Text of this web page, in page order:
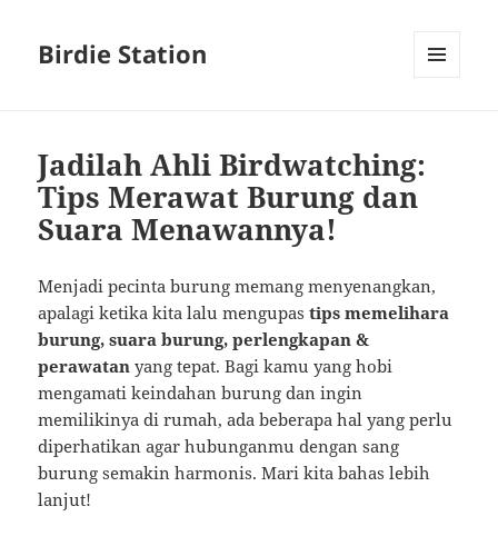
Birdie Station
Jadilah Ahli Birdwatching:
Tips Merawat Burung dan
Suara Menawannya!
Menjadi pecinta burung memang menyenangkan,
apalagi ketika kita lalu mengupastips memelihara
burung, suara burung, perlengkapan &
perawatan yang tepat. Bagi kamu yang hobi
mengamati keindahan burung dan ingin
memilikinya di rumah, ada beberapa hal yang perlu
diperhatikan agar hubunganmu dengan sang
burung semakin harmonis. Mari kita bahas lebih
lanjut!